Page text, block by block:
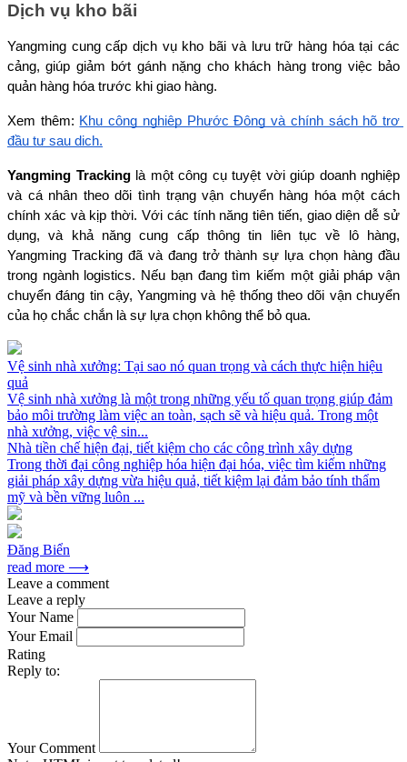
Dịch vụ kho bãi
Yangming cung cấp dịch vụ kho bãi và lưu trữ hàng hóa tại các
cảng, giúp giảm bớt gánh nặng cho khách hàng trong việc bảo
quản hàng hóa trước khi giao hàng.
Xem thêm: Khu công nghiệp Phước Đông và chính sách hõ trợ
đầu tư sau dịch.
Yangming Tracking là một công cụ tuyệt vời giúp doanh nghiệp
và cá nhân theo dõi tình trạng vận chuyển hàng hóa một cách
chính xác và kịp thời. Với các tính năng tiên tiến, giao diện dễ sử
dụng, và khả năng cung cấp thông tin liên tục về lô hàng,
Yangming Tracking đã và đang trở thành sự lựa chọn hàng đầu
trong ngành logistics. Nếu bạn đang tìm kiếm một giải pháp vận
chuyển đáng tin cậy, Yangming và hệ thống theo dõi vận chuyển
của họ chắc chắn là sự lựa chọn không thể bỏ qua.
Vệ sinh nhà xưởng: Tại sao nó quan trọng và cách thực hiện hiệu
quả
Vệ sinh nhà xưởng là một trong những yếu tố quan trọng giúp đảm
bảo môi trường làm việc an toàn, sạch sẽ và hiệu quả. Trong một
nhà xưởng, việc vệ sin...
Nhà tiền chế hiện đại, tiết kiệm cho các công trình xây dựng
Trong thời đại công nghiệp hóa hiện đại hóa, việc tìm kiếm những
giải pháp xây dựng vừa hiệu quả, tiết kiệm lại đảm bảo tính thẩm
mỹ và bền vững luôn ...
Đăng Biển
read more ⟶
Leave a comment
Leave a reply
Your Name
Your Email
Rating
Reply to:
Your Comment